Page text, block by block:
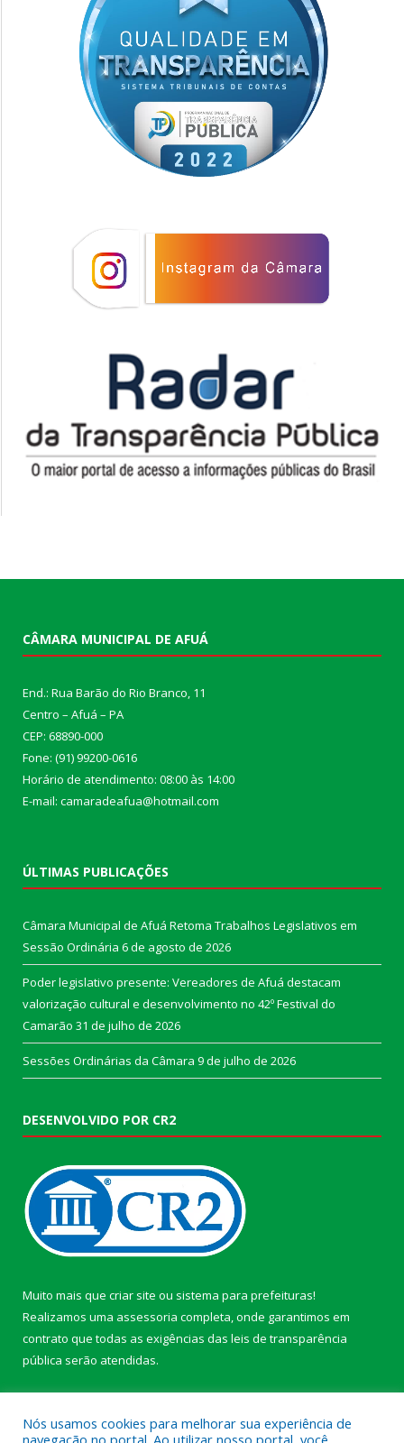
CÂMARA MUNICIPAL DE AFUÁ
End.: Rua Barão do Rio Branco, 11
Centro – Afuá – PA
CEP: 68890-000
Fone: (91) 99200-0616
Horário de atendimento: 08:00 às 14:00
E-mail: camaradeafua@hotmail.com
ÚLTIMAS PUBLICAÇÕES
Câmara Municipal de Afuá Retoma Trabalhos Legislativos em
Sessão Ordinária 6 de agosto de 2026
Poder legislativo presente: Vereadores de Afuá destacam
valorização cultural e desenvolvimento no 42º Festival do
Camarão 31 de julho de 2026
Sessões Ordinárias da Câmara 9 de julho de 2026
DESENVOLVIDO POR CR2
Muito mais que criar site ou sistema para prefeituras!
Realizamos uma assessoria completa, onde garantimos em
contrato que todas as exigências das leis de transparência
pública serão atendidas.
Nós usamos cookies para melhorar sua experiência de
navegação no portal. Ao utilizar nosso portal, você